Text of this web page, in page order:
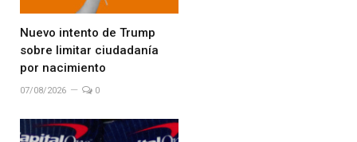
Nuevo intento de Trump
sobre limitar ciudadanía
por nacimiento
07/08/2026 0